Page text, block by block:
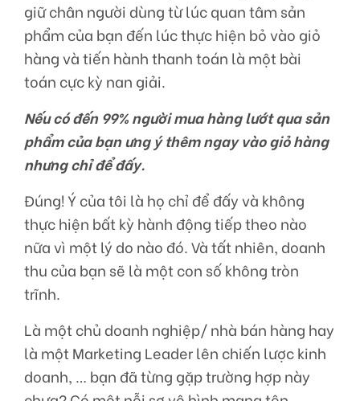
giữ chân người dùng từ lúc quan tâm sản
phẩm của bạn đến lúc thực hiện bỏ vào giỏ
hàng và tiến hành thanh toán là một bài
toán cực kỳ nan giải.
Nếu có đến 99% người mua hàng lướt qua sản
phẩm của bạn ưng ý thêm ngay vào giỏ hàng
nhưng chỉ để đấy.
Đúng! Ý của tôi là họ chỉ để đấy và không
thực hiện bất kỳ hành động tiếp theo nào
nữa vì một lý do nào đó. Và tất nhiên, doanh
thu của bạn sẽ là một con số không tròn
trĩnh.
Là một chủ doanh nghiệp/ nhà bán hàng hay
là một Marketing Leader lên chiến lược kinh
doanh, … bạn đã từng gặp trường hợp này